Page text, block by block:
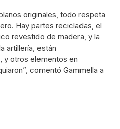
originales, todo respeta
Hay partes recicladas, el
revestido de madera, y la
artillería, están
y otros elementos en
comentó Gammella a